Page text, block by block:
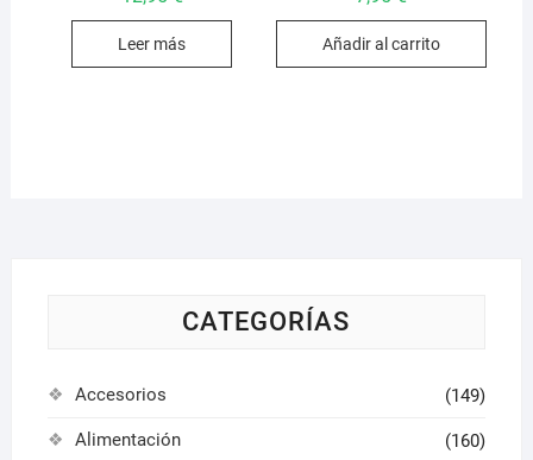
Leer más Añadir al carrito
CATEGORÍAS
Accesorios (149)
Alimentación (160)